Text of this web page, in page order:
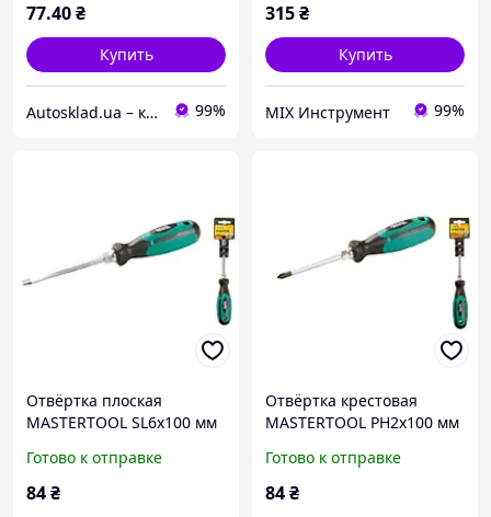
77.40₴
Купить
Autosklad.ua – краски, автоэмали, герметики, лаки, наборы инструментов, компрессоры 99%
315₴
Купить
MIX Инструмент 99%
Отвёртка плоская
MASTERTOOL SL6х100 мм
Готово к отправке
84₴
Отвёртка крестовая
MASTERTOOL РН2х100 мм
Готово к отправке
84₴